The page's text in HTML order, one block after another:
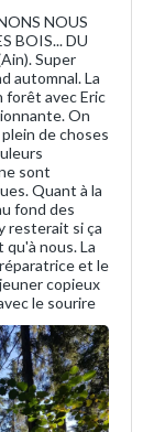
NOUS
BOIS... DU
Super
automnal. La
forêt avec Eric
On
de choses
sont
Quant à la
fond des
resterait si ça
nous. La
et le
copieux
le sourire